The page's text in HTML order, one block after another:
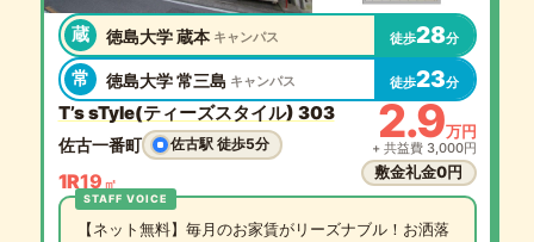
蔵 徳島大学 蔵本 キャンパス 徒歩28分
常 徳島大学 常三島 キャンパス 徒歩23分
T’s sTyle(ティーズスタイル) 303
佐古一番町 佐古駅 徒歩5分
1R19 ㎡
2.9万円
+ 共益費 3,000円
敷金礼金0円
【ネット無料】毎月のお家賃がリーズナブル！お洒落